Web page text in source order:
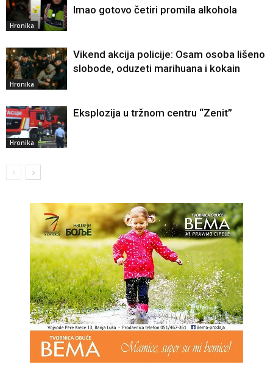
Hronika
Imao gotovo četiri promila alkohola
Hronika
Vikend akcija policije: Osam osoba lišeno
slobode, oduzeti marihuana i kokain
Hronika
Eksplozija u tržnom centru “Zenit”